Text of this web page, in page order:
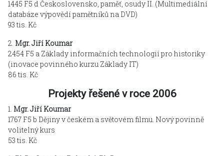
1445 F5 d Československo, paměť, osudy II. (Multimediální
databáze výpovědí pamětníků na DVD)
93 tis. Kč
2. Mgr. Jiří Koumar
2454 F5 a Základy informačních technologií pro historiky
(inovace povinného kurzu Základy IT)
86 tis. Kč
Projekty řešené v roce 2006
1. Mgr. Jiří Koumar
1767 F5 b Dějiny v českém a světovém filmu. Nový povinně
volitelný kurs
53 tis. Kč